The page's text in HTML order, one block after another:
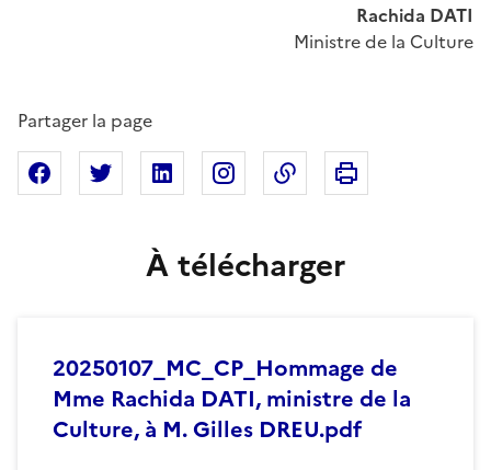
Rachida DATI
Ministre de la Culture
Partager la page
Partager sur Facebook
Partager sur XPartager sur Linkedin
Partager sur Instagram
Copier dans le
Imprimer cette
À télécharger
20250107_MC_CP_Hommage de
Mme Rachida DATI, ministre de la
Culture, à M. Gilles DREU.pdf